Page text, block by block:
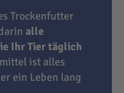
Trockenfutter
alle
Ihr Tier täglich
ist alles
ein Leben lang